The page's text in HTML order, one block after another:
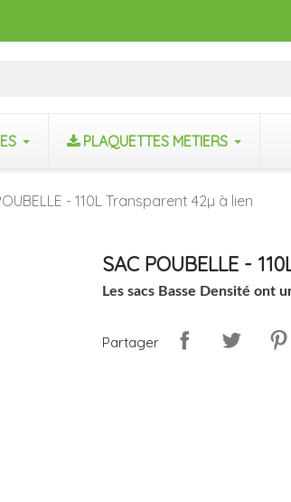
PLAQUETTES METIERS
- 110L Transparent 42µ à lien
SAC POUBELLE -
Les sacs Basse Densité ont
Partager